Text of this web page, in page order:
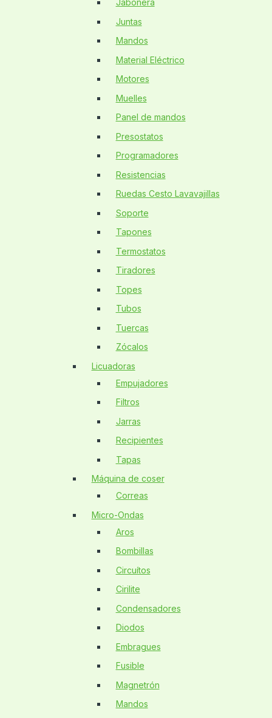
Jabonera
Juntas
Mandos
Material Eléctrico
Motores
Muelles
Panel de mandos
Presostatos
Programadores
Resistencias
Ruedas Cesto Lavavajillas
Soporte
Tapones
Termostatos
Tiradores
Topes
Tubos
Tuercas
Zócalos
Licuadoras
Empujadores
Filtros
Jarras
Recipientes
Tapas
Máquina de coser
Correas
Micro-Ondas
Aros
Bombillas
Circuítos
Cirilite
Condensadores
Diodos
Embragues
Fusible
Magnetrón
Mandos